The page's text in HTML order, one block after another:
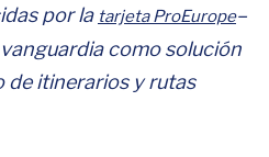
por la tarjeta ProEurope–
como solución
itinerarios y rutas